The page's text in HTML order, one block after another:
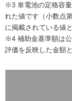
※3 単電池の定格容
れた値です（小数点
に掲載されている値
※4 補助金基準額は
評価を反映した金額